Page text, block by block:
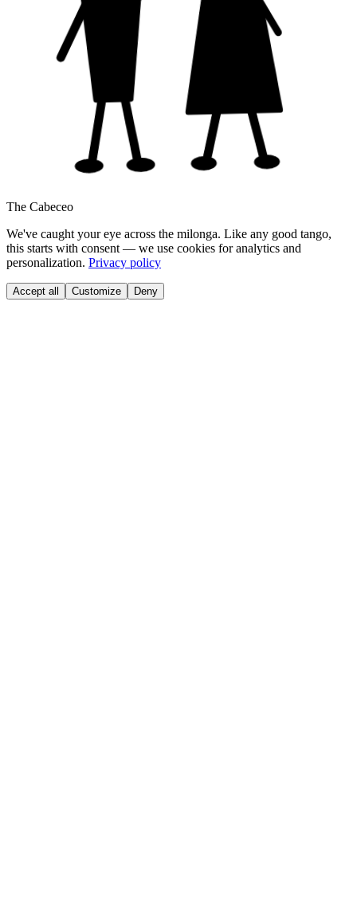
The Cabeceo
We've caught your eye across the milonga. Like any good tango,
this starts with consent — we use cookies for analytics and
personalization. Privacy policy
Accept all Customize Deny